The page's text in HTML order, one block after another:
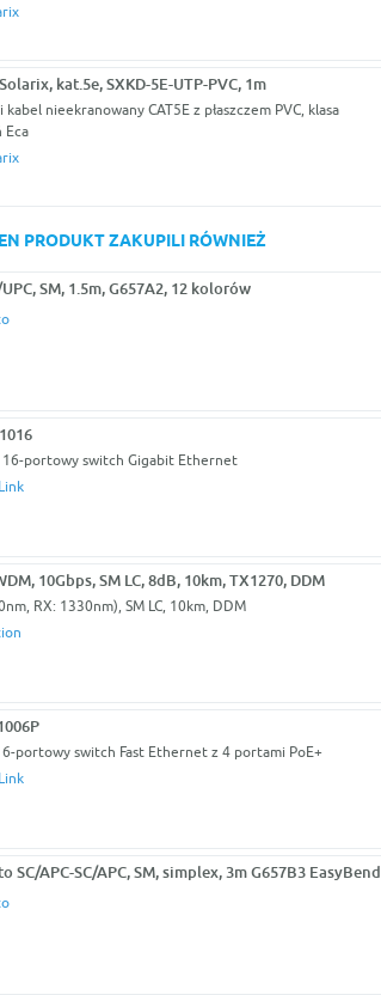
kat.5e, SXKD-5E-UTP-PVC, 1m
nieekranowany CAT5E z płaszczem PVC, klasa
Eca
PRODUKT ZAKUPILI RÓWNIEŻ
SM, 1.5m, G657A2, 12 kolorów
16-portowy switch Gigabit Ethernet
10Gbps, SM LC, 8dB, 10km, TX1270, DDM
RX: 1330nm), SM LC, 10km, DDM
portowy switch Fast Ethernet z 4 portami PoE+
SC/APC-SC/APC, SM, simplex, 3m G657B3 EasyBend